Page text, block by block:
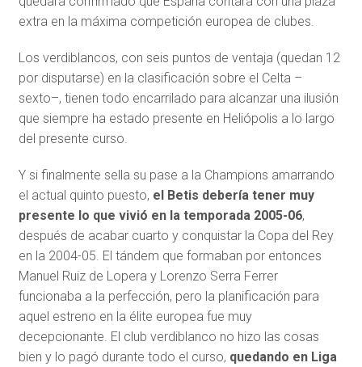
extra en la máxima competición europea de clubes.
Los verdiblancos, con seis puntos de ventaja (quedan 12
por disputarse) en la clasificación sobre el Celta –
sexto–, tienen todo encarrilado para alcanzar una ilusión
que siempre ha estado presente en Heliópolis a lo largo
del presente curso.
Y si finalmente sella su pase a la Champions amarrando
el actual quinto puesto, el Betis debería tener muy
presente lo que vivió en la temporada 2005-06,
después de acabar cuarto y conquistar la Copa del Rey
en la 2004-05. El tándem que formaban por entonces
Manuel Ruiz de Lopera y Lorenzo Serra Ferrer
funcionaba a la perfección, pero la planificación para
aquel estreno en la élite europea fue muy
decepcionante. El club verdiblanco no hizo las cosas
bien y lo pagó durante todo el curso, quedando en Liga